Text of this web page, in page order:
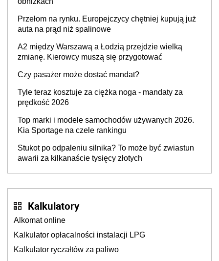
Przełom na rynku. Europejczycy chętniej kupują już
auta na prąd niż spalinowe
A2 między Warszawą a Łodzią przejdzie wielką
zmianę. Kierowcy muszą się przygotować
Czy pasażer może dostać mandat?
Tyle teraz kosztuje za ciężka noga - mandaty za
prędkość 2026
Top marki i modele samochodów używanych 2026.
Kia Sportage na czele rankingu
Stukot po odpaleniu silnika? To może być zwiastun
awarii za kilkanaście tysięcy złotych
Kalkulatory
Alkomat online
Kalkulator opłacalności instalacji LPG
Kalkulator ryczałtów za paliwo